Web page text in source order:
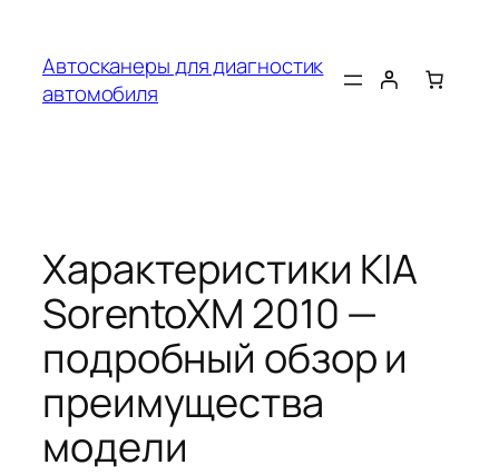
содержимому
Автосканеры для диагностик
автомобиля
Характеристики KIA
SorentoXM 2010 —
подробный обзор и
преимущества
модели